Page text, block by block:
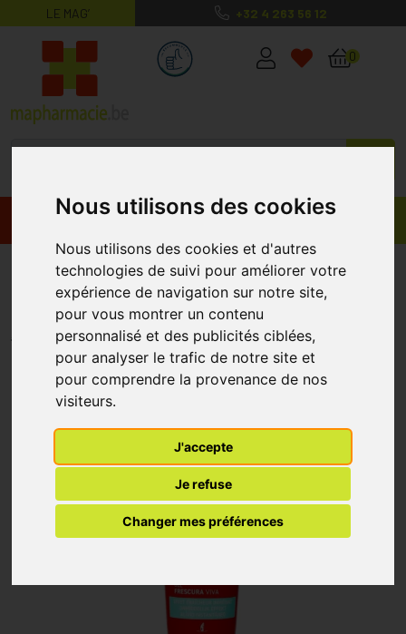
Nous utilisons des cookies
Nous utilisons des cookies et d'autres
technologies de suivi pour améliorer votre
expérience de navigation sur notre site,
pour vous montrer un contenu
personnalisé et des publicités ciblées,
pour analyser le trafic de notre site et
pour comprendre la provenance de nos
visiteurs.
J'accepte
Je refuse
Changer mes préférences
LE MAG’ +32 4 263 56 12
MaPharmacie.be ma santé, mes
0
Promos Produits
Akileine Gel Fraicheur Vive
125ml
AKILEINE